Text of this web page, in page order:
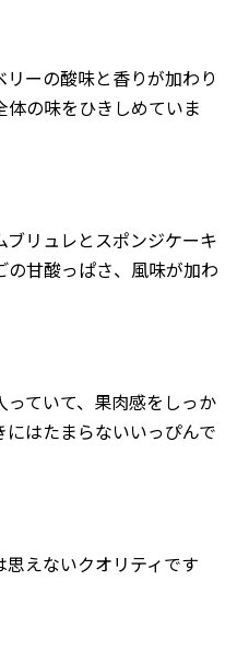
ーの酸味と香りが加わり
体の味をひきしめていま
リュレとスポンジケーキ
甘酸っぱさ、風味が加わ
ていて、果肉感をしっか
はたまらないいっぴんで
えないクオリティです